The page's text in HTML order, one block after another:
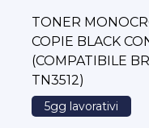
TONER
COPIE BLACK
(COMPATIBILE
TN3512)
5gg lavorativi